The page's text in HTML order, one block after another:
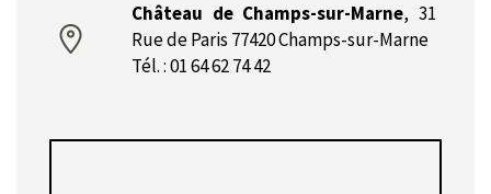
Château de Champs-sur-Marne,31
Rue de Paris 77420 Champs-sur-Marne
Tél. : 01 64 62 74 42